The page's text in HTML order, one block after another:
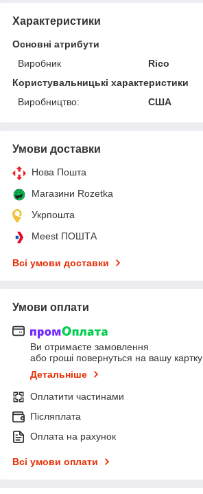
Характеристики
Основні атрибути
Виробник
Rico
Користувальницькі характеристики
Виробництво:
США
Умови доставки
Нова Пошта
Магазини Rozetka
Укрпошта
Meest ПОШТА
Всі умови доставки
Умови оплати
Ви отримаєте замовлення
або гроші повернуться на вашу картку
Детальніше
Оплатити частинами
Післяплата
Оплата на рахунок
Всі умови оплати